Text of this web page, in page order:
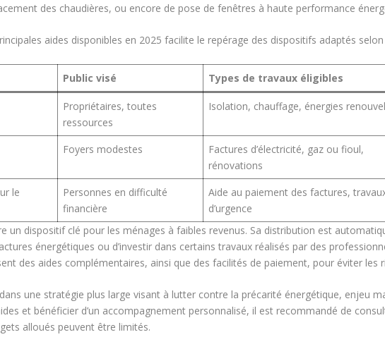
des chaudières, ou encore de pose de fenêtres à haute performance
aides disponibles en 2025 facilite le repérage des dispositifs adaptés
Public visé Types de travaux éligibles
Propriétaires, toutes
ressources
Isolation, chauffage, énergies
Foyers modestes
Factures d’électricité, gaz ou fioul,
rénovations
le
Personnes en difficulté
financière
Aide au paiement des factures,
d’urgence
un dispositif clé pour les ménages à faibles revenus. Sa distribution est
énergétiques ou d’investir dans certains travaux réalisés par des
des aides complémentaires, ainsi que des facilités de paiement, pour éviter les
une stratégie plus large visant à lutter contre la précarité énergétique, enjeu
et bénéficier d’un accompagnement personnalisé, il est recommandé de
alloués peuvent être limités.